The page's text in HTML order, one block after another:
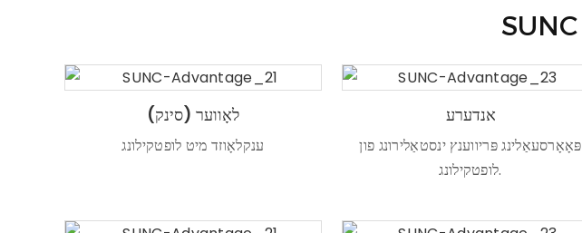
לאָווער (סינק)
ענקלאָוזד מיט לופטקילונג
אנדערע
פּאָאָרסעאַלינג פּריווענץ ינסטאַלירונג פון
לופטקילונג.